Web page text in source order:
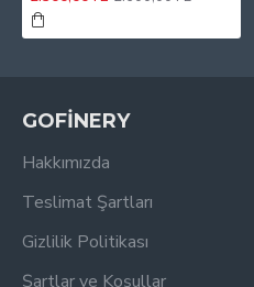
GOFİNERY
Hakkımızda
Teslimat Şartları
Gizlilik Politikası
Şartlar ve Koşullar